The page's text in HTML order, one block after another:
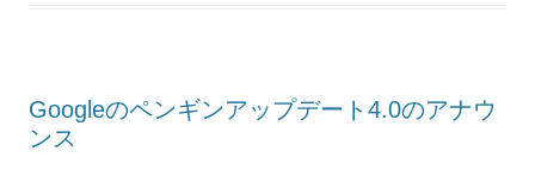
Googleのペンギンアップデート4.0のアナウ
ンス